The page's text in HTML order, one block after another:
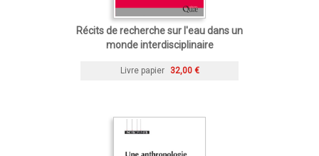
Récits de recherche sur l'eau dans un
monde interdisciplinaire
Livre papier 32,00 €